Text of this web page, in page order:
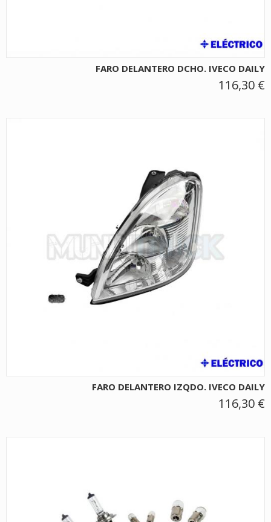
FARO DELANTERO DCHO. IVECO DAILY
116,30 €
FARO DELANTERO IZQDO. IVECO DAILY
116,30 €